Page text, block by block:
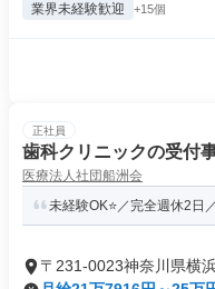
業界未経験歓迎 +15個
正社員
歯科クリニックの受付
医療法人社団船洲会
未経験OK⭐／完全週休2日
〒231-0023神奈川県横